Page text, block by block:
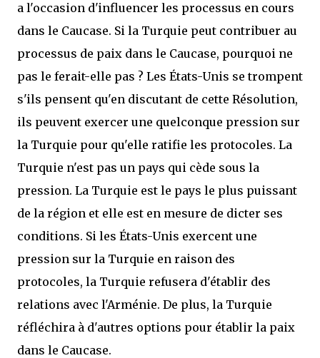
a l'occasion d'influencer les processus en cours
dans le Caucase. Si la Turquie peut contribuer au
processus de paix dans le Caucase, pourquoi ne
pas le ferait-elle pas ? Les États-Unis se trompent
s'ils pensent qu'en discutant de cette Résolution,
ils peuvent exercer une quelconque pression sur
la Turquie pour qu'elle ratifie les protocoles. La
Turquie n'est pas un pays qui cède sous la
pression. La Turquie est le pays le plus puissant
de la région et elle est en mesure de dicter ses
conditions. Si les États-Unis exercent une
pression sur la Turquie en raison des
protocoles, la Turquie refusera d'établir des
relations avec l'Arménie. De plus, la Turquie
réfléchira à d'autres options pour établir la paix
dans le Caucase.